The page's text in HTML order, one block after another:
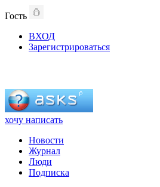
Гость
ВХОД
Зарегистрироваться
хочу написать
Новости
Журнал
Люди
Подписка